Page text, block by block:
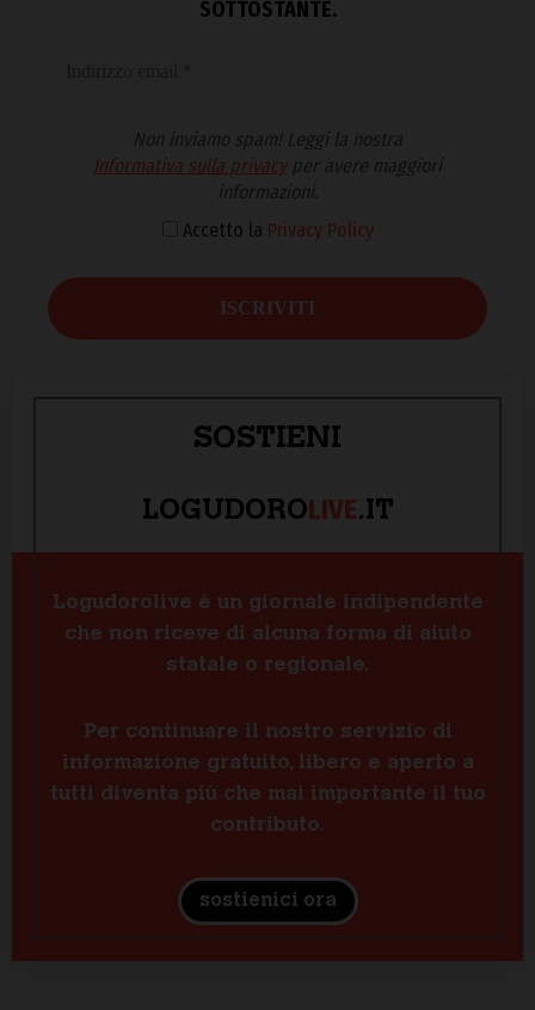
SOTTOSTANTE.
Non inviamo spam! Leggi la nostra
Informativa sulla privacyper avere maggiori
informazioni.
Accetto la Privacy Policy
SOSTIENI
LOGUDOROLIVE.IT
Logudorolive è un giornale indipendente
che non riceve di alcuna forma di aiuto
statale o regionale.
Per continuare il nostro servizio di
informazione gratuito, libero e aperto a
tutti diventa più che mai importante il tuo
contributo.
sostienici ora